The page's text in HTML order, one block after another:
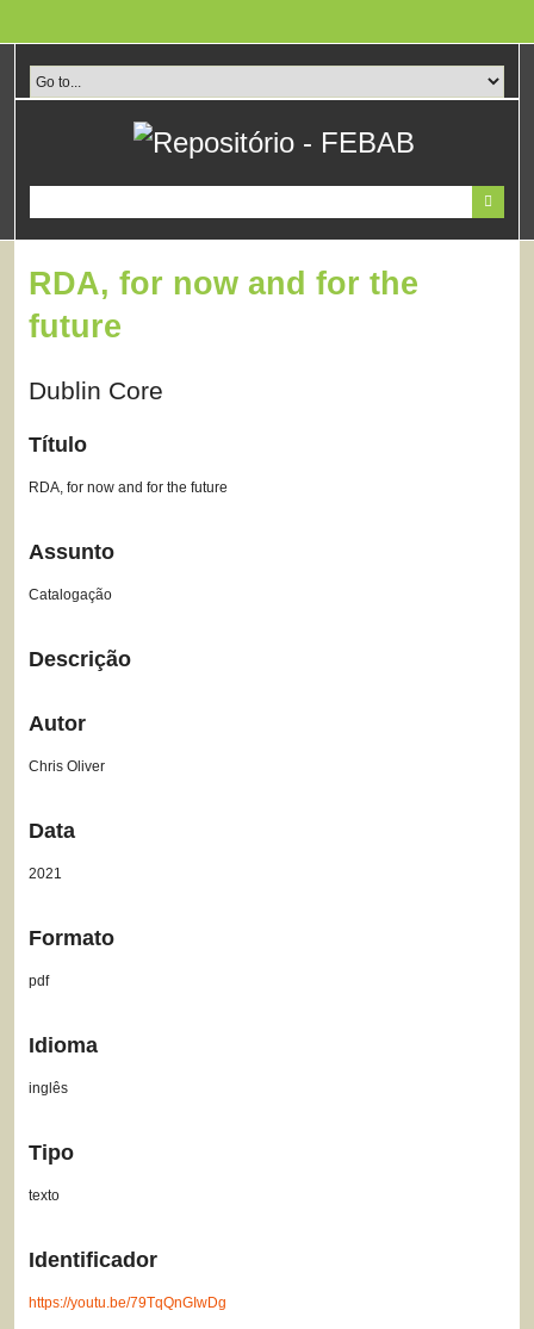
conteúdo
principal
RDA, for now and for the
future
Dublin Core
Título
RDA, for now and for the future
Assunto
Catalogação
Descrição
Autor
Chris Oliver
Data
2021
Formato
pdf
Idioma
inglês
Tipo
texto
Identificador
https://youtu.be/79TqQnGIwDg